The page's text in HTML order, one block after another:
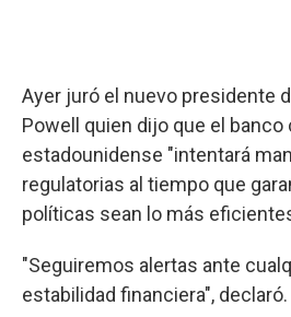
Ayer juró el nuevo presidente
Powell quien dijo que el banco
estadounidense "intentará
regulatorias al tiempo que
políticas sean lo más
"Seguiremos alertas ante
estabilidad financiera", declaró.